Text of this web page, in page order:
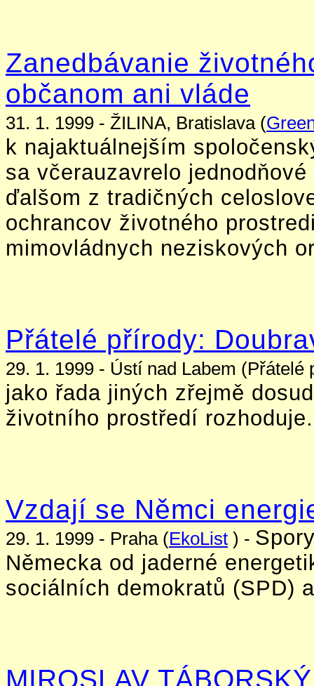
Zanedbávanie
občanom ani vláde
31. 1. 1999 - ŽILINA, Bratislava (
k najaktuálnejším
sa včerauzavrelo
ďalšom z tradičných
ochrancov životného
mimovládnych neziskových
Přátelé přírody:
29. 1. 1999 - Ústí nad Labem
jako řada jiných zřejmě
životního prostředí rozhoduje.
Vzdají se Němci
29. 1. 1999 - Praha (EkoList ) -
Německa od jaderné
sociálních demokratů (SPD)
MIROSLAV